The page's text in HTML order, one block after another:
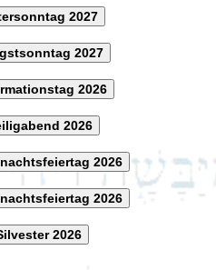
2027
2027
2026
2026
2026
2026
2026